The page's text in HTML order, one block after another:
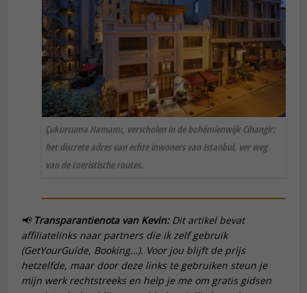
Çukurcuma Hamamı, verscholen in de bohémienwijk Cihangir:
het discrete adres van echte inwoners van Istanbul, ver weg
van de toeristische routes.
📢 Transparantienota van Kevin:Dit artikel bevat
affiliatelinks naar partners die ik zelf gebruik
(GetYourGuide, Booking…). Voor jou blijft de prijs
hetzelfde, maar door deze links te gebruiken steun je
mijn werk rechtstreeks en help je me om gratis gidsen